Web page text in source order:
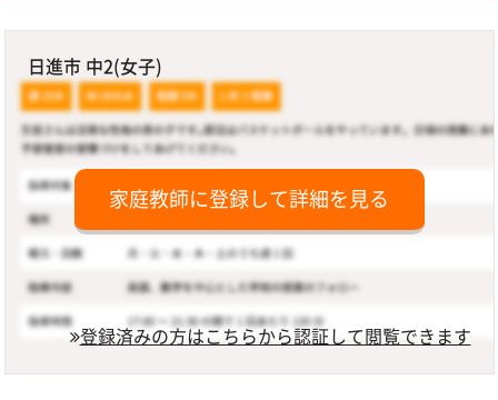
日進市 中2(女子)
家庭教師に登録して詳細を見る
登録済みの方はこちらから認証して閲覧できます